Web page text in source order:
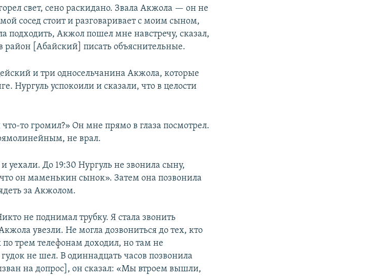
свет, сено раскидано. Звала Акжола — он не
сосед стоит и разговаривает с моим сыном,
подходить, Акжол пошел мне навстречу, сказал,
в район [Абайский] писать объяснительные.
и три односельчанина Акжола, которые
Нургуль успокоили и сказали, что в целости
то громил?» Он мне прямо в глаза посмотрел.
не врал.
уехали. До 19:30 Нургуль не звонила сыну,
он маменькин сынок». Затем она позвонила
за Акжолом.
не поднимал трубку. Я стала звонить
увезли. Не могла дозвониться до тех, кто
трем телефонам доходил, но там не
не шел. В одиннадцать часов позвонила
на допрос], он сказал: «Мы втроем вышли,